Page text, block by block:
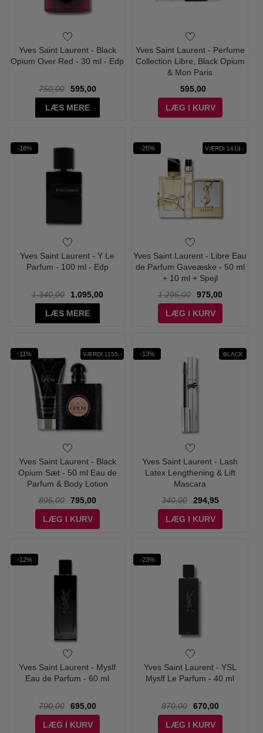
Yves Saint Laurent - Black
Opium Over Red - 30 ml - Edp
750,00
595,00
LÆS MERE
Yves Saint Laurent - Perfume
Collection Libre, Black Opium
& Mon Paris
595,00
LÆG I KURV
-18%
Yves Saint Laurent - Y Le
Parfum - 100 ml - Edp
1.340,00
1.095,00
LÆS MERE
-25% VÆRDI 1419,-
Yves Saint Laurent - Libre Eau
de Parfum Gaveæske - 50 ml
+ 10 ml + Spejl
1.295,00
975,00
LÆG I KURV
-11% VÆRDI 1155,-
Yves Saint Laurent - Black
Opium Sæt - 50 ml Eau de
Parfum & Body Lotion
895,00
795,00
LÆG I KURV
-13% BLACK
Yves Saint Laurent - Lash
Latex Lengthening & Lift
Mascara
340,00
294,95
LÆG I KURV
-12%
Yves Saint Laurent - Myslf
Eau de Parfum - 60 ml
790,00
695,00
LÆG I KURV
-23%
Yves Saint Laurent - YSL
Myslf Le Parfum - 40 ml
870,00
670,00
LÆG I KURV